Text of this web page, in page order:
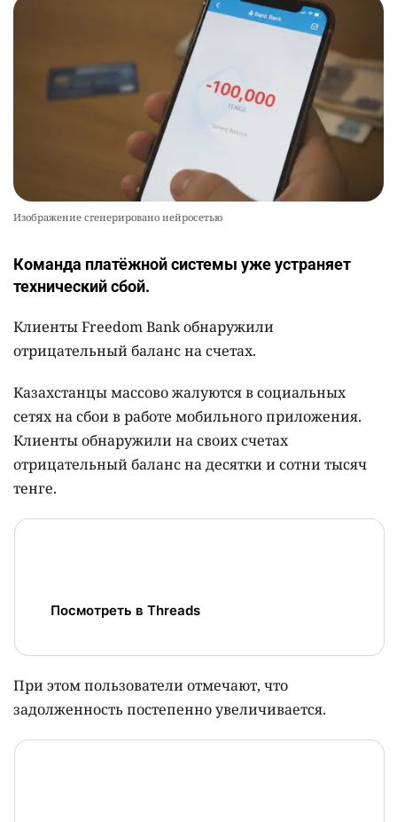
Жителя Костанайской области осудили за
26
Изображение сгенерировано нейросетью
Команда платёжной системы уже устраняет
технический сбой.
Клиенты Freedom Bank обнаружили
отрицательный баланс на счетах.
Казахстанцы массово жалуются в социальных
сетях на сбои в работе мобильного приложения.
Клиенты обнаружили на своих счетах
отрицательный баланс на десятки и сотни тысяч
тенге.
Посмотреть в Threads
При этом пользователи отмечают, что
задолженность постепенно увеличивается.